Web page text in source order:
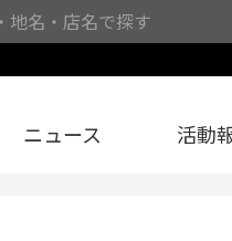
地名・店名で探す
ニュース 活動